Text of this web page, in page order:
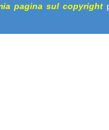
pagina sul copyright